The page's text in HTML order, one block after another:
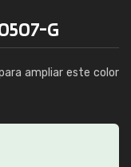
G
ampliar este color